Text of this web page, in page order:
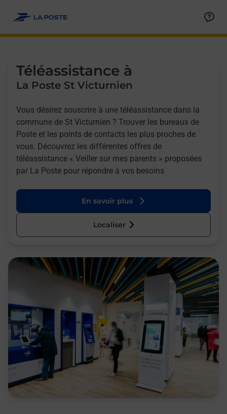
Téléassistance à
La Poste St Victurnien
Vous désirez souscrire à une téléassistance dans la
commune de St Victurnien ? Trouver les bureaux de
Poste et les points de contacts les plus proches de
vous. Découvrez les différentes offres de
téléassistance « Veiller sur mes parents » proposées
par La Poste pour répondre à vos besoins
En savoir plus
Localiser